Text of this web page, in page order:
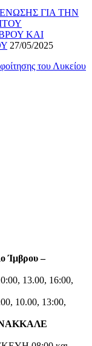
ΓΙΑ ΤΗΝ
ΚΑΙ
27/05/2025
του Λυκείου
Ίμβρου –
13.00, 16:00,
10.00, 13:00,